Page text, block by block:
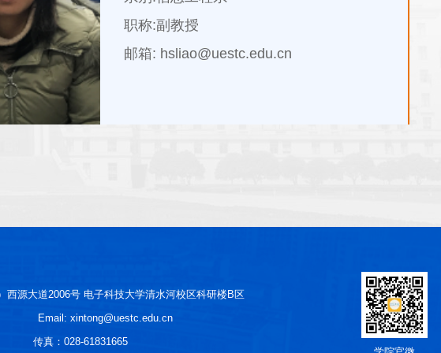
职称:副教授
邮箱: hsliao@uestc.edu.cn
西源大道2006号 电子科技大学清水河校区科研楼B区
Email: xintong@uestc.edu.cn
传真：028-61831665